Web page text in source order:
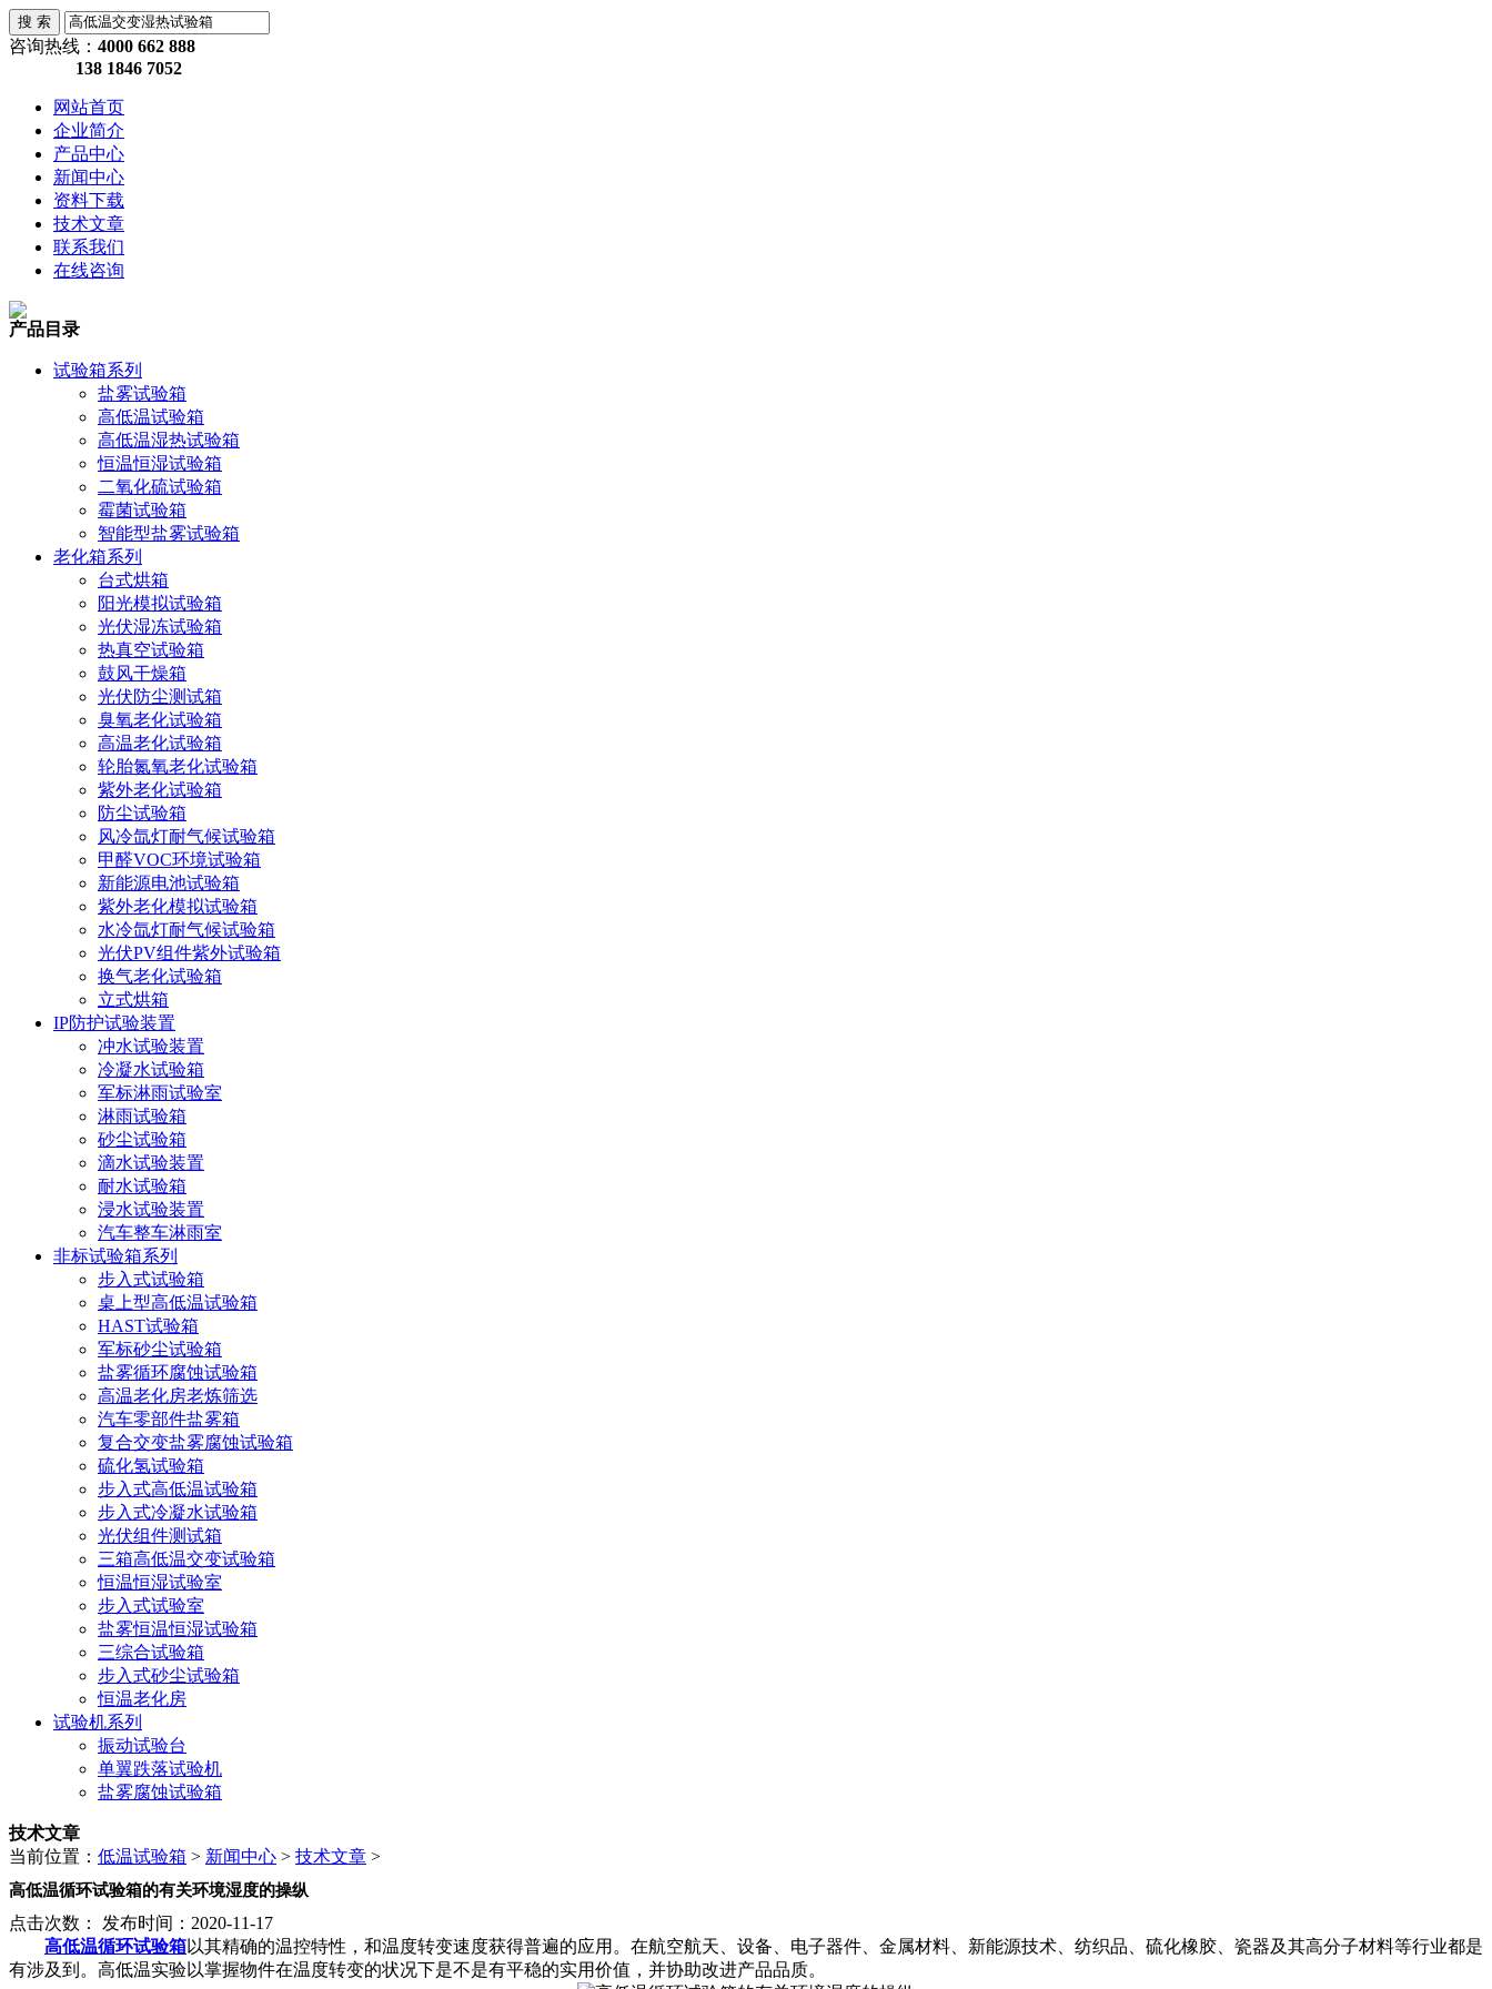
咨询热线： 4000 662 888
138 1846 7052
网站首页
企业简介
产品中心
新闻中心
资料下载
技术文章
联系我们
在线咨询
产品目录
试验箱系列
盐雾试验箱
高低温试验箱
高低温湿热试验箱
恒温恒湿试验箱
二氧化硫试验箱
霉菌试验箱
智能型盐雾试验箱
老化箱系列
台式烘箱
阳光模拟试验箱
光伏湿冻试验箱
热真空试验箱
鼓风干燥箱
光伏防尘测试箱
臭氧老化试验箱
高温老化试验箱
轮胎氮氧老化试验箱
紫外老化试验箱
防尘试验箱
风冷氙灯耐气候试验箱
甲醛VOC环境试验箱
新能源电池试验箱
紫外老化模拟试验箱
水冷氙灯耐气候试验箱
光伏PV组件紫外试验箱
换气老化试验箱
立式烘箱
IP防护试验装置
冲水试验装置
冷凝水试验箱
军标淋雨试验室
淋雨试验箱
砂尘试验箱
滴水试验装置
耐水试验箱
浸水试验装置
汽车整车淋雨室
非标试验箱系列
步入式试验箱
桌上型高低温试验箱
HAST试验箱
军标砂尘试验箱
盐雾循环腐蚀试验箱
高温老化房老炼筛选
汽车零部件盐雾箱
复合交变盐雾腐蚀试验箱
硫化氢试验箱
步入式高低温试验箱
步入式冷凝水试验箱
光伏组件测试箱
三箱高低温交变试验箱
恒温恒湿试验室
步入式试验室
盐雾恒温恒湿试验箱
三综合试验箱
步入式砂尘试验箱
恒温老化房
试验机系列
振动试验台
单翼跌落试验机
盐雾腐蚀试验箱
技术文章
当前位置： 低温试验箱 > 新闻中心 > 技术文章 >
高低温循环试验箱的有关环境湿度的操纵
点击次数：
发布时间：2020-11-17
高低温循环试验箱以其精确的温控特性，和温度转变速度获得普遍的应用。在航空航天、设备、电子器件、金属材料、新能源技术、纺织品、硫化橡胶、瓷器及其高分子材料等行业都是
有涉及到。高低温实验以掌握物件在温度转变的状况下是不是有平稳的实用价值，并协助改进产品品质。